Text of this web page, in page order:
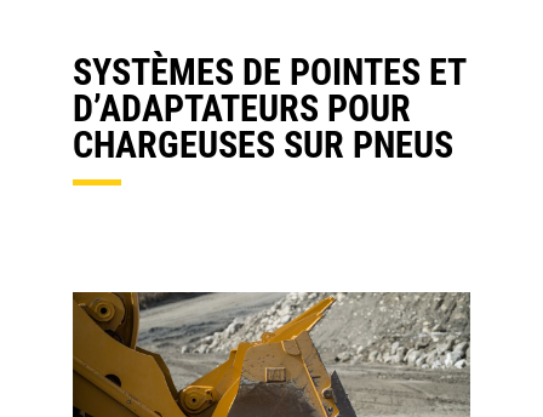
SYSTÈMES DE POINTES ET
D’ADAPTATEURS POUR
CHARGEUSES SUR PNEUS